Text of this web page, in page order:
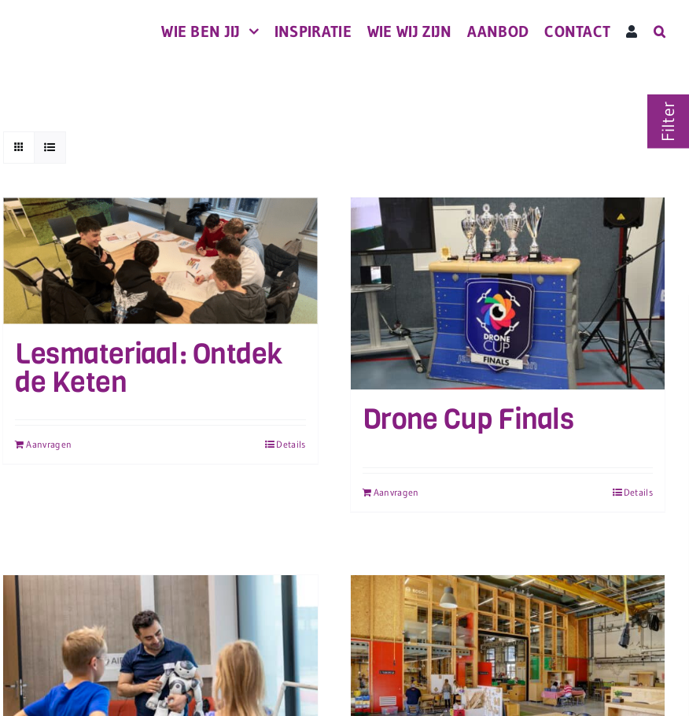
WIE BEN JIJ INSPIRATIE WIE WIJ ZIJN AANBOD CONTACT
Lesmateriaal: Ontdek
de Keten
Aanvragen Details
Drone Cup Finals
Aanvragen Details
Filter